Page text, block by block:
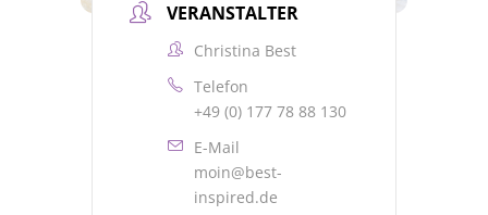
VERANSTALTER
Christina Best
Telefon
+49 (0) 177 78 88 130
E-Mail
moin@best-
inspired.de